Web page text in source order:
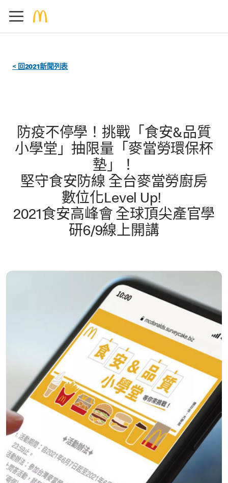
< 回2021新聞列表
防疫不停學！挑戰「食安&品質
小學堂」抽限量「麥當勞環保杯
墊」！
堅守食安防線 全台麥當勞廚房
數位化Level Up!
2021食安高峰會 全球頂尖產官學
研6/9線上開講